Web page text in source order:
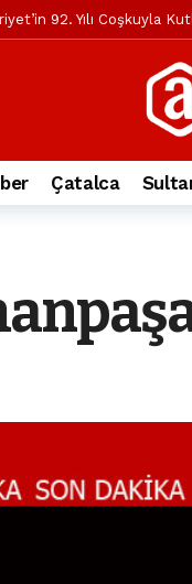
92. Yılı Coşkuyla
Belediyesi’ne ve
yılında 344.868’e
seyir halindeki otomobil
sakinleri protesto
kazada, taksideki
su baskını tepkisi 3
Çatalca